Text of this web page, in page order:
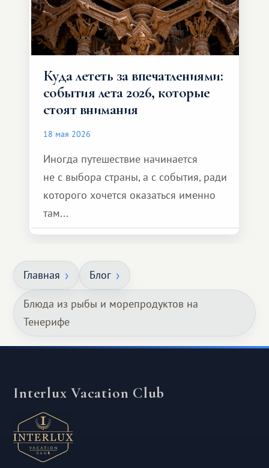
Куда лететь за впечатлениями:
события лета 2026, которые
стоят внимания
18 мая 2026
Иногда путешествие начинается
не с выбора страны, а с события, ради
которого хочется оказаться именно
там...
Главная Блог
Блюда из рыбы и морепродуктов на
Тенерифе
Interlux Vacation Club